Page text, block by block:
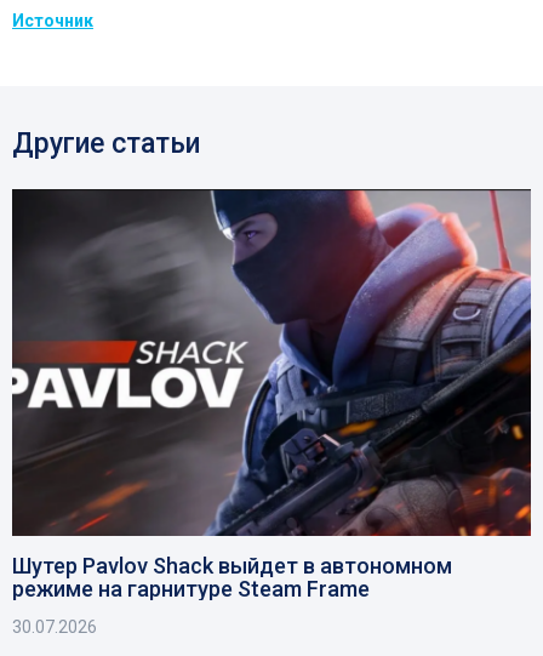
Источник
Другие статьи
Шутер Pavlov Shack выйдет в автономном
режиме на гарнитуре Steam Frame
30.07.2026